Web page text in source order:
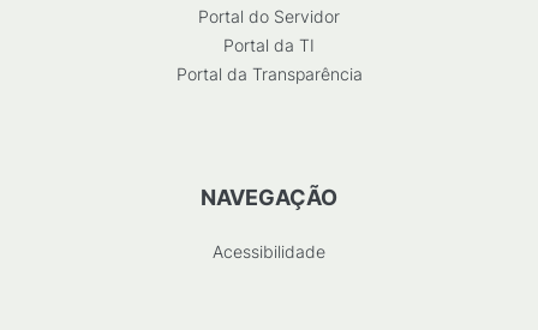
Portal do Servidor
Portal da TI
Portal da Transparência
NAVEGAÇÃO
Acessibilidade